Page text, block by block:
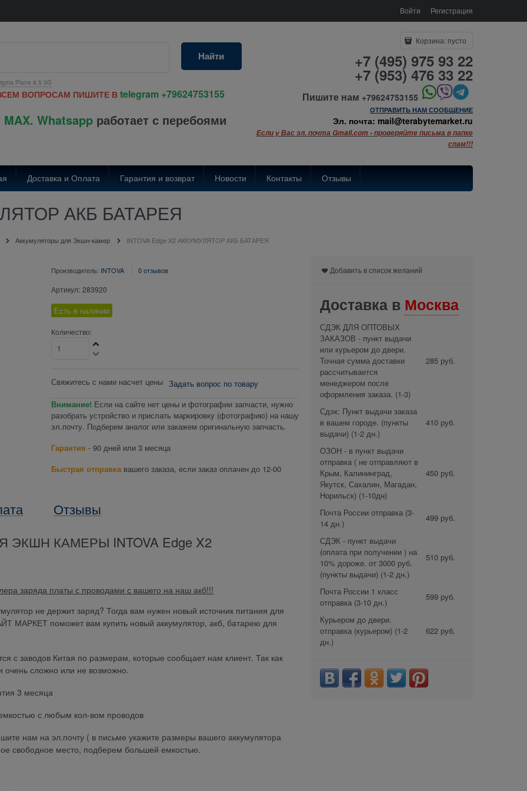
Войти Регистрация
Plane 8.5 3G
Найти
ВОПРОСАМ ПИШИТЕ В telegram +79624753155
Whatsapp работает с перебоями
Корзина: пусто
+7 (495) 975 93 22
+7 (953) 476 33 22
Пишите нам +79624753155
ОТПРАВИТЬ НАМ СООБЩЕНИЕ
Эл. почта: mail@terabytemarket.ru
Если у Вас эл. почта Gmail.com - проверяйте письма в папке
спам!!!
Доставка и Оплата Гарантия и возврат Новости Контакты Отзывы
АКБ БАТАРЕЯ
Аккумуляторы для Экшн-камер INTOVA Edge X2 АККУМУЛЯТОР АКБ БАТАРЕЯ
Производитель: INTOVA 0 отзывов
Артикул: 283920
Есть в наличии
Количество:
Свяжитесь с нами насчет цены Задать вопрос по товару
Внимание! Если на сайте нет цены и фотографии запчасти, нужно
разобрать устройство и прислать маркировку (фотографию) на нашу
эл.почту. Подберем аналог или закажем оригинальную запчасть.
Гарантия - 90 дней или 3 месяца
Быстрая отправкавашего заказа, если заказ оплачен до 12-00
Отзывы
КАМЕРЫ INTOVA Edge X2
заряда платы с проводами с вашего на наш акб!!!
не держит заряд? Тогда вам нужен новый источник питания для
МАРКЕТ поможет вам купить новый аккумулятор, акб, батарею для
заводов Китая по размерам, которые сообщает нам клиент. Так как
очень сложно или не возможно.
3 месяца
с любым кол-вом проводов
нам на эл.почту ( в письме укажите размеры вашего аккумулятора
место, подберем большей емкостью.
Добавить в список желаний
Доставка в Москва
СДЭК ДЛЯ ОПТОВЫХ
ЗАКАЗОВ - пункт выдачи
или курьером до двери.
Точная сумма доставки
рассчитывается
менеджером после
оформления заказа. (1-3)
285 руб.
Сдэк: Пункт выдачи заказа
в вашем городе. (пункты
выдачи) (1-2 дн.)
410 руб.
ОЗОН - в пункт выдачи
отправка ( не отправляют в
Крым, Калининград,
Якутск, Сахалин, Магадан,
Норильск) (1-10дн)
450 руб.
Почта России отправка (3-
14 дн.)
499 руб.
СДЭК - пункт выдачи
(оплата при получении ) на
10% дороже. от 3000 руб.
(пункты выдачи) (1-2 дн.)
510 руб.
Почта России 1 класс
отправка (3-10 дн.)
599 руб.
Курьером до двери.
отправка (курьером) (1-2
дн.)
622 руб.